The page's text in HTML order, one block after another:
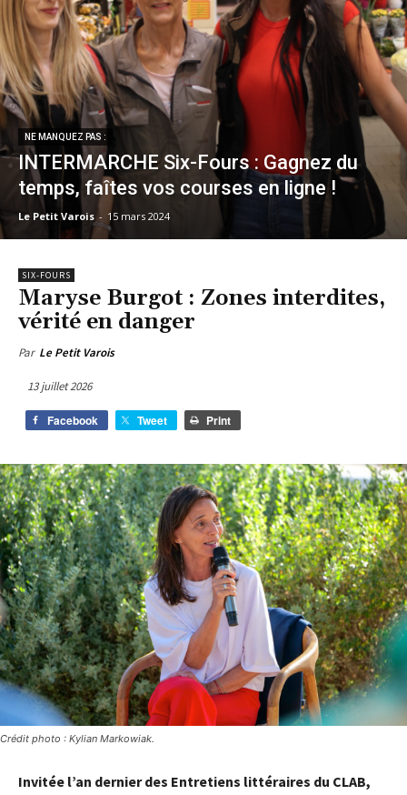
NE MANQUEZ PAS :
INTERMARCHE Six-Fours : Gagnez du
temps, faîtes vos courses en ligne !
Le Petit Varois - 15 mars 2024
SIX-FOURS
Maryse Burgot : Zones interdites,
vérité en danger
Par Le Petit Varois
13 juillet 2026
Facebook Tweet Print
Crédit photo : Kylian Markowiak.
Invitée l’an dernier des Entretiens littéraires du CLAB,